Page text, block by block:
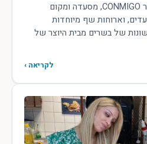
במודיעין נפתח בשבוע שעבר CONMIGO, מסעדה ומקום
פרטיים עד 40 סועדים, וארוחות שף מיוחדות
של בשרים מבית היוצר של
לקריאה ›